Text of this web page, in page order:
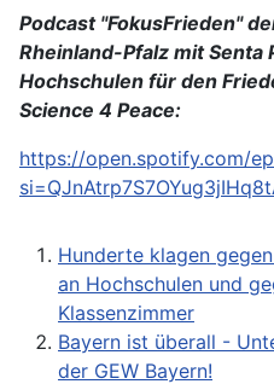
Podcast "FokusFrieden"
Rheinland-Pfalz mit Senta
Hochschulen für den
Science 4 Peace:
https://open.spotify.com/
Hunderte klagen
an Hochschulen und
Klassenzimmer
Bayern ist überall -
der GEW Bayern!